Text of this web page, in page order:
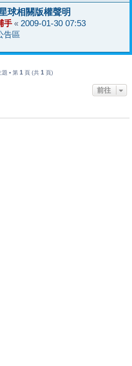
球相關版權聲明
手 « 2009-01-30 07:53
告區
題 • 第 1 頁 (共 1 頁)
前往